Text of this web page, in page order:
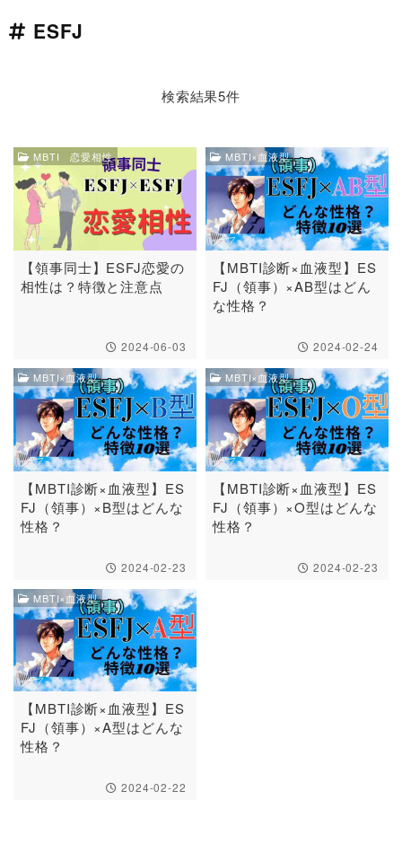
ESFJ
検索結果5件
MBTI 恋愛相性
【領事同士】ESFJ恋愛の
相性は？特徴と注意点
2024-06-03
MBTI×血液型
【MBTI診断×血液型】ES
FJ（領事）×AB型はどん
な性格？
2024-02-24
MBTI×血液型
【MBTI診断×血液型】ES
FJ（領事）×B型はどんな
性格？
2024-02-23
MBTI×血液型
【MBTI診断×血液型】ES
FJ（領事）×O型はどんな
性格？
2024-02-23
MBTI×血液型
【MBTI診断×血液型】ES
FJ（領事）×A型はどんな
性格？
2024-02-22